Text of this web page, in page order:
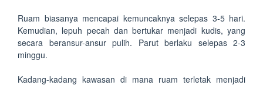
Ruam biasanya mencapai kemuncaknya selepas 3-5 hari.
Kemudian, lepuh pecah dan bertukar menjadi kudis, yang
secara beransur-ansur pulih. Parut berlaku selepas 2-3
minggu.
Kadang-kadang kawasan di mana ruam terletak menjadi